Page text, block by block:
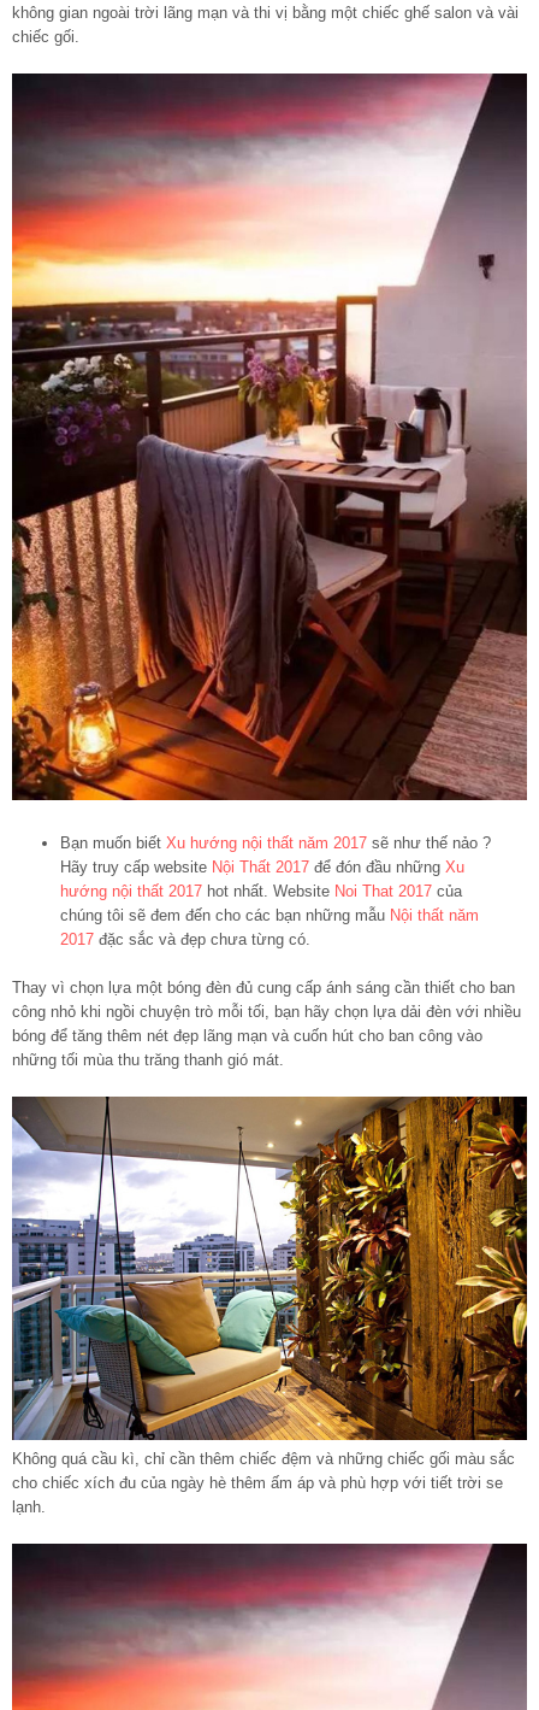
không gian ngoài trời lãng mạn và thi vị bằng một chiếc ghế salon và vài
chiếc gối.
Bạn muốn biết Xu hướng nội thất năm 2017 sẽ như thế nảo ?
Hãy truy cấp website Nội Thất 2017 để đón đầu những Xu
hướng nội thất 2017 hot nhất. Website Noi That 2017 của
chúng tôi sẽ đem đến cho các bạn những mẫu Nội thất năm
2017 đặc sắc và đẹp chưa từng có.
Thay vì chọn lựa một bóng đèn đủ cung cấp ánh sáng cần thiết cho ban
công nhỏ khi ngồi chuyện trò mỗi tối, bạn hãy chọn lựa dải đèn với nhiều
bóng để tăng thêm nét đẹp lãng mạn và cuốn hút cho ban công vào
những tối mùa thu trăng thanh gió mát.
Không quá cầu kì, chỉ cần thêm chiếc đệm và những chiếc gối màu sắc
cho chiếc xích đu của ngày hè thêm ấm áp và phù hợp với tiết trời se
lạnh.